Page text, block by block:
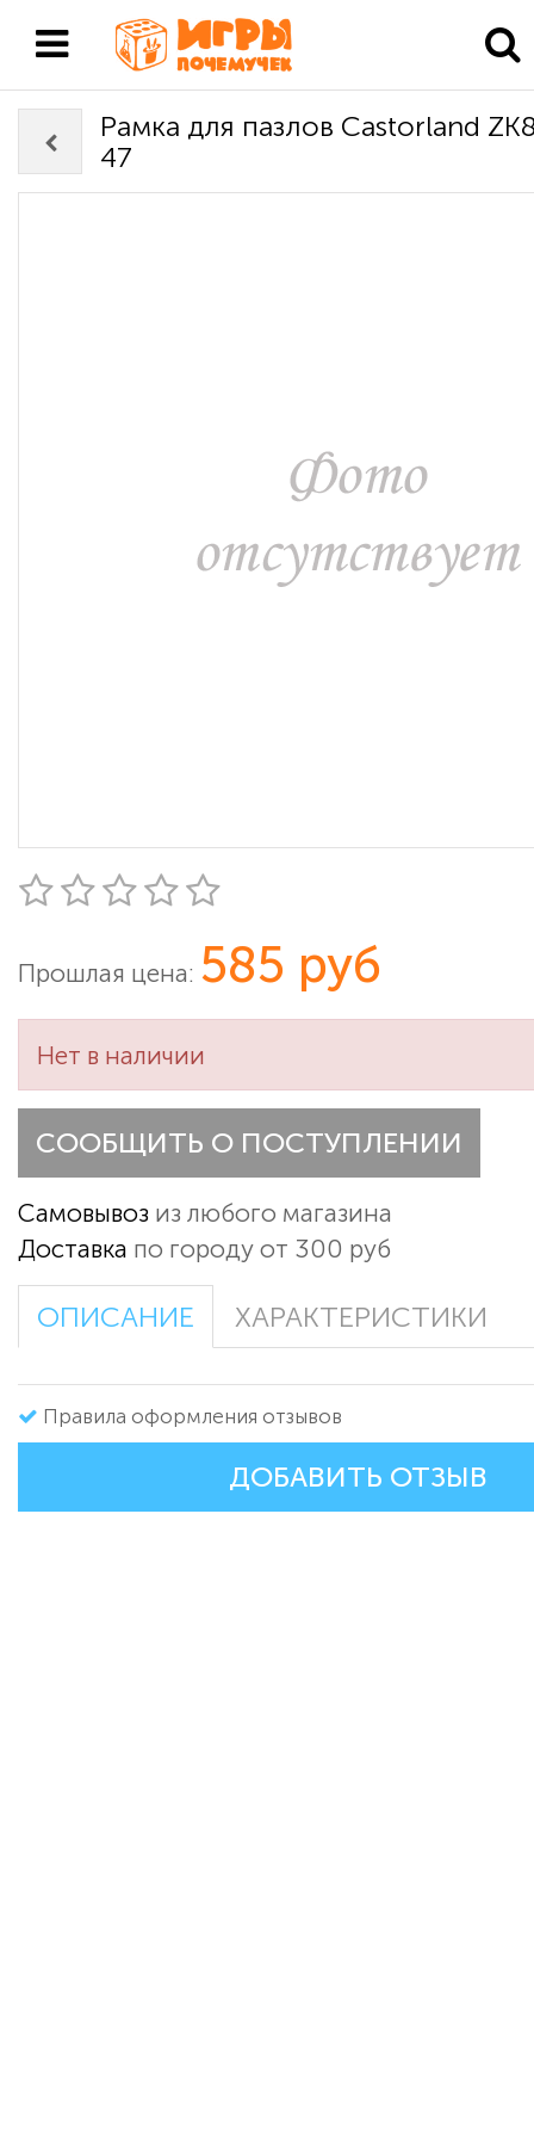
Рамка для пазлов Castorland
47
Прошлая цена: 585 руб
Нет в наличии
СООБЩИТЬ О ПОСТУПЛЕНИИ
Самовывоз из любого магазина
Доставка по городу от 300 руб
ОПИСАНИЕ ХАРАКТЕРИСТИКИ
Правила оформления отзывов
ДОБАВИТЬ ОТЗЫВ